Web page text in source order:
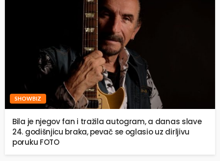
SHOWBIZ
Bila je njegov fan i tražila autogram, a danas slave
24. godišnjicu braka, pevač se oglasio uz dirljivu
poruku FOTO